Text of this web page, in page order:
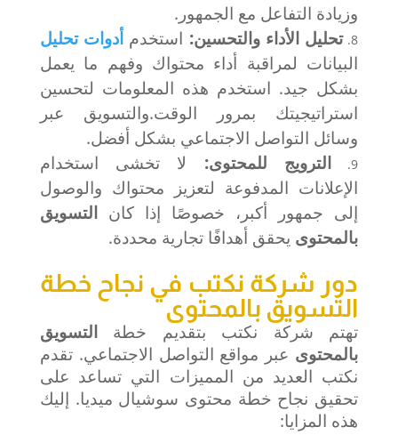
وزيادة التفاعل مع الجمهور.
تحليل الأداء والتحسين: استخدم أدوات تحليل
البيانات لمراقبة أداء محتواك وفهم ما يعمل
بشكل جيد. استخدم هذه المعلومات لتحسين
استراتيجيتك بمرور الوقت.والتسويق عبر
وسائل التواصل الاجتماعي بشكل أفضل.
الترويج للمحتوى: لا تخشى استخدام
الإعلانات المدفوعة لتعزيز محتواك والوصول
إلى جمهور أكبر، خصوصًا إذا كانالتسويق
بالمحتوى يحقق أهدافًا تجارية محددة.
دور شركة نكتب في نجاح خطة
التسويق بالمحتوى
تهتم شركة نكتب بتقديم خطةالتسويق
بالمحتوى عبر مواقع التواصل الاجتماعي. تقدم
نكتب العديد من المميزات التي تساعد على
تحقيق نجاح خطة محتوى سوشيال ميديا. إليك
هذه المزايا: